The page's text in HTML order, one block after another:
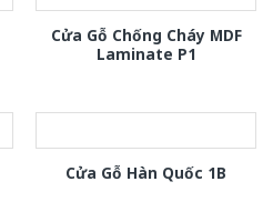
Cửa Gỗ Chống Cháy MDF
Laminate P1
Cửa Gỗ Hàn Quốc 1B